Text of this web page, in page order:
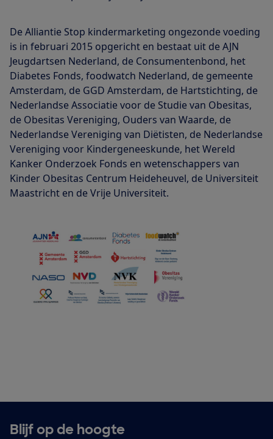
De Alliantie Stop kindermarketing ongezonde voeding
is in februari 2015 opgericht en bestaat uit de AJN
Jeugdartsen Nederland, de Consumentenbond, het
Diabetes Fonds, foodwatch Nederland, de gemeente
Amsterdam, de GGD Amsterdam, de Hartstichting, de
Nederlandse Associatie voor de Studie van Obesitas,
de Obesitas Vereniging, Ouders van Waarde, de
Nederlandse Vereniging van Diëtisten, de Nederlandse
Vereniging voor Kindergeneeskunde, het Wereld
Kanker Onderzoek Fonds en wetenschappers van
Kinder Obesitas Centrum Heideheuvel, de Universiteit
Maastricht en de Vrije Universiteit.
Blijf op de hoogte